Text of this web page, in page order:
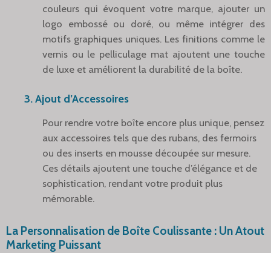
couleurs qui évoquent votre marque, ajouter un
logo embossé ou doré, ou même intégrer des
motifs graphiques uniques. Les finitions comme le
vernis ou le pelliculage mat ajoutent une touche
de luxe et améliorent la durabilité de la boîte.
3. Ajout d’Accessoires
Pour rendre votre boîte encore plus unique, pensez
aux accessoires tels que des rubans, des fermoirs
ou des inserts en mousse découpée sur mesure.
Ces détails ajoutent une touche d’élégance et de
sophistication, rendant votre produit plus
mémorable.
La Personnalisation de Boîte Coulissante : Un Atout
Marketing Puissant